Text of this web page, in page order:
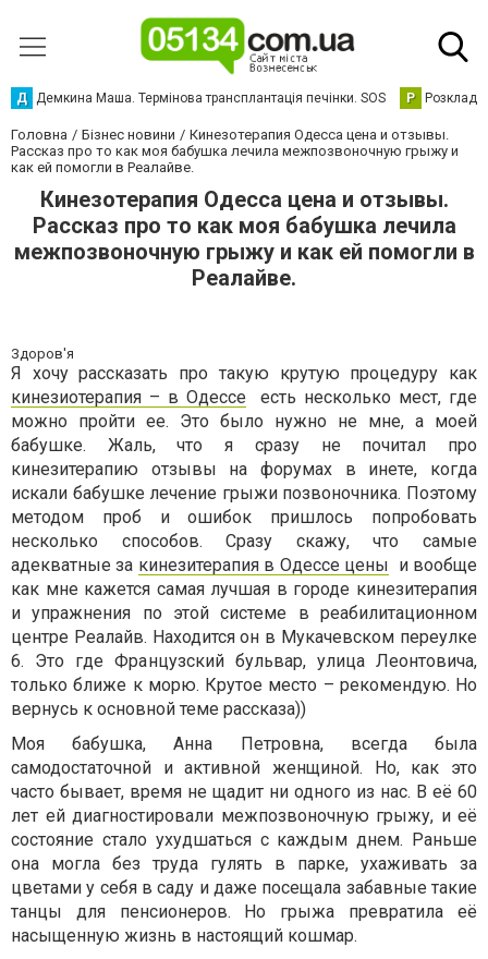
Д Демкина Маша. Термінова трансплантація печінки. SOS Р Розклад
Головна Бізнес новини
Кинезотерапия Одесса цена и отзывы.
Рассказ про то как моя бабушка лечила межпозвоночную грыжу и
как ей помогли в Реалайве.
Кинезотерапия Одесса цена и отзывы.
Рассказ про то как моя бабушка лечила
межпозвоночную грыжу и как ей помогли в
Реалайве.
Здоров'я
Я хочу рассказать про такую крутую процедуру как
кинезиотерапия – в Одессе есть несколько мест, где
можно пройти ее. Это было нужно не мне, а моей
бабушке. Жаль, что я сразу не почитал про
кинезитерапию отзывы на форумах в инете, когда
искали бабушке лечение грыжи позвоночника. Поэтому
методом проб и ошибок пришлось попробовать
несколько способов. Сразу скажу, что самые
адекватные за кинезитерапия в Одессе цены и вообще
как мне кажется самая лучшая в городе кинезитерапия
и упражнения по этой системе в реабилитационном
центре Реалайв. Находится он в Мукачевском переулке
6. Это где Французский бульвар, улица Леонтовича,
только ближе к морю. Крутое место – рекомендую. Но
вернусь к основной теме рассказа))
Моя бабушка, Анна Петровна, всегда была
самодостаточной и активной женщиной. Но, как это
часто бывает, время не щадит ни одного из нас. В её 60
лет ей диагностировали межпозвоночную грыжу, и её
состояние стало ухудшаться с каждым днем. Раньше
она могла без труда гулять в парке, ухаживать за
цветами у себя в саду и даже посещала забавные такие
танцы для пенсионеров. Но грыжа превратила её
насыщенную жизнь в настоящий кошмар.